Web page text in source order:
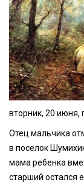
вторник, 20 июня,
Отец мальчика
в поселок
мама ребенка
старший остался